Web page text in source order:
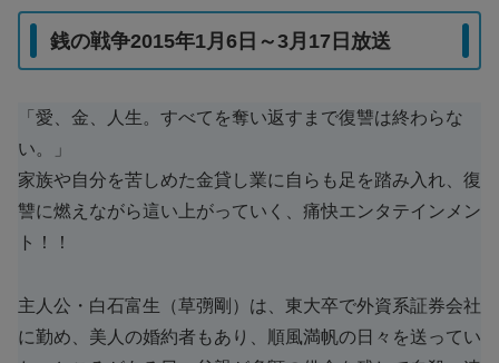
銭の戦争2015年1月6日～3月17日放送
「愛、金、人生。すべてを奪い返すまで復讐は終わらな
い。」
家族や自分を苦しめた金貸し業に自らも足を踏み入れ、復
讐に燃えながら這い上がっていく、痛快エンタテインメン
ト！！
主人公・白石富生（草彅剛）は、東大卒で外資系証券会社
に勤め、美人の婚約者もあり、順風満帆の日々を送ってい